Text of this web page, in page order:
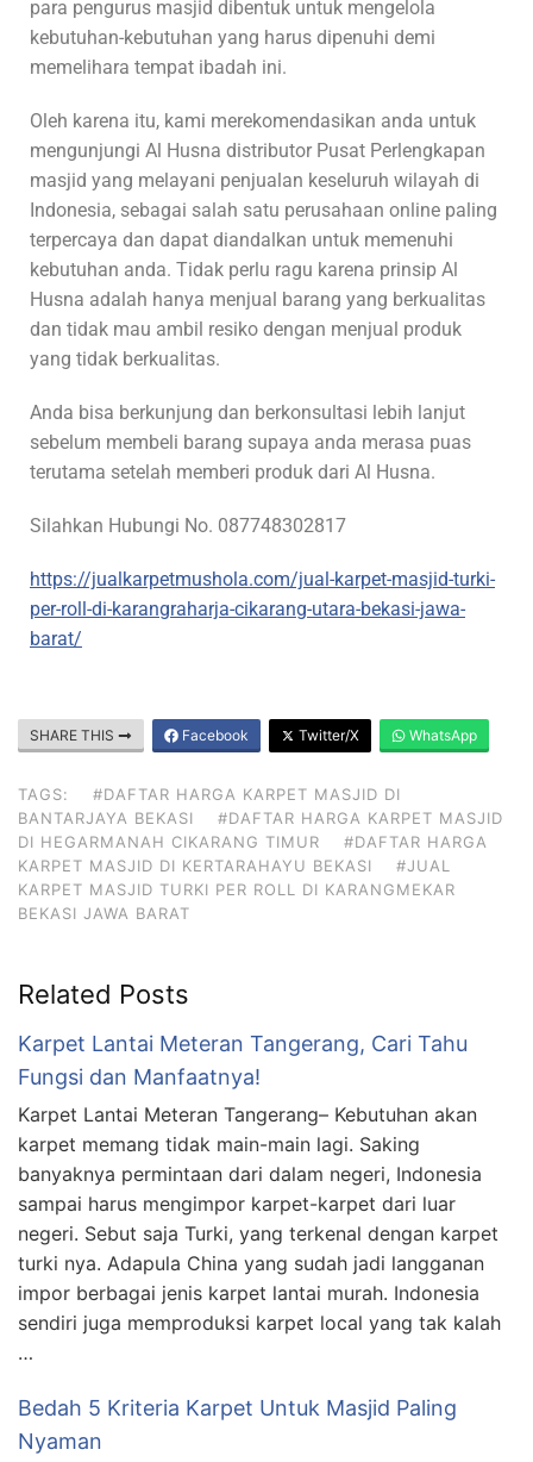
para pengurus masjid dibentuk untuk mengelola
kebutuhan-kebutuhan yang harus dipenuhi demi
memelihara tempat ibadah ini.
Oleh karena itu, kami merekomendasikan anda untuk
mengunjungi Al Husna distributor Pusat Perlengkapan
masjid yang melayani penjualan keseluruh wilayah di
Indonesia, sebagai salah satu perusahaan online paling
terpercaya dan dapat diandalkan untuk memenuhi
kebutuhan anda. Tidak perlu ragu karena prinsip Al
Husna adalah hanya menjual barang yang berkualitas
dan tidak mau ambil resiko dengan menjual produk
yang tidak berkualitas.
Anda bisa berkunjung dan berkonsultasi lebih lanjut
sebelum membeli barang supaya anda merasa puas
terutama setelah memberi produk dari Al Husna.
Silahkan Hubungi No. 087748302817
https://jualkarpetmushola.com/jual-karpet-masjid-turki-
per-roll-di-karangraharja-cikarang-utara-bekasi-jawa-
barat/
SHARE THIS Facebook Twitter/X WhatsApp
TAGS:
#DAFTAR HARGA KARPET MASJID DI
BANTARJAYA BEKASI
#DAFTAR HARGA KARPET MASJID
DI HEGARMANAH CIKARANG TIMUR
#DAFTAR HARGA
KARPET MASJID DI KERTARAHAYU BEKASI
#JUAL
KARPET MASJID TURKI PER ROLL DI KARANGMEKAR
BEKASI JAWA BARAT
Related Posts
Karpet Lantai Meteran Tangerang, Cari Tahu
Fungsi dan Manfaatnya!
Karpet Lantai Meteran Tangerang– Kebutuhan akan
karpet memang tidak main-main lagi. Saking
banyaknya permintaan dari dalam negeri, Indonesia
sampai harus mengimpor karpet-karpet dari luar
negeri. Sebut saja Turki, yang terkenal dengan karpet
turki nya. Adapula China yang sudah jadi langganan
impor berbagai jenis karpet lantai murah. Indonesia
sendiri juga memproduksi karpet local yang tak kalah
…
Bedah 5 Kriteria Karpet Untuk Masjid Paling
Nyaman